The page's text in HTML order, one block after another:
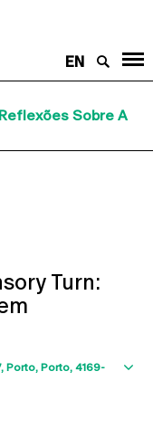
EN
Sobre A
Turn:
Porto Porto 4169-